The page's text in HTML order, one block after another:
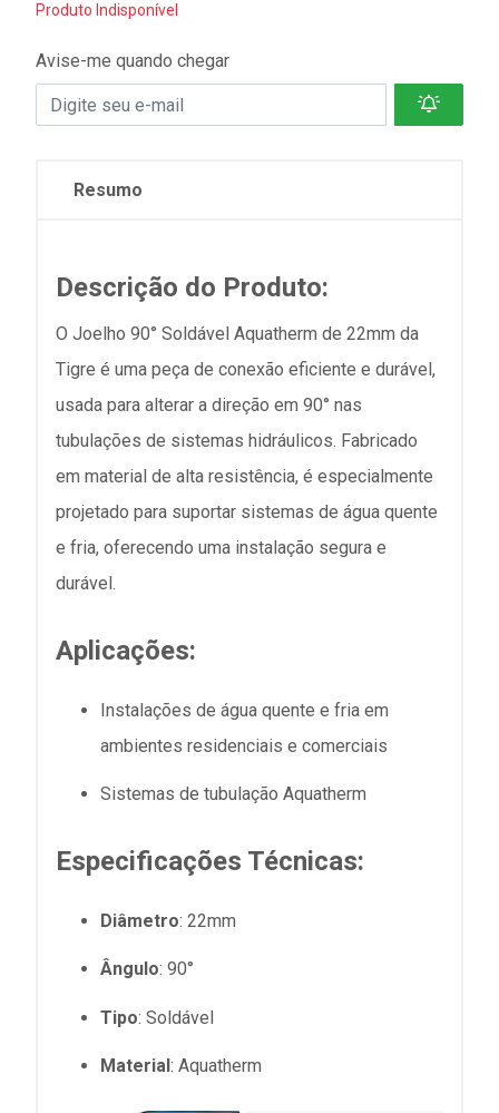
Produto Indisponível
Avise-me quando chegar
Resumo
Descrição do Produto:
O Joelho 90° Soldável Aquatherm de 22mm da
Tigre é uma peça de conexão eficiente e durável,
usada para alterar a direção em 90° nas
tubulações de sistemas hidráulicos. Fabricado
em material de alta resistência, é especialmente
projetado para suportar sistemas de água quente
e fria, oferecendo uma instalação segura e
durável.
Aplicações:
Instalações de água quente e fria em
ambientes residenciais e comerciais
Sistemas de tubulação Aquatherm
Especificações Técnicas:
Diâmetro: 22mm
Ângulo: 90°
Tipo: Soldável
Material: Aquatherm